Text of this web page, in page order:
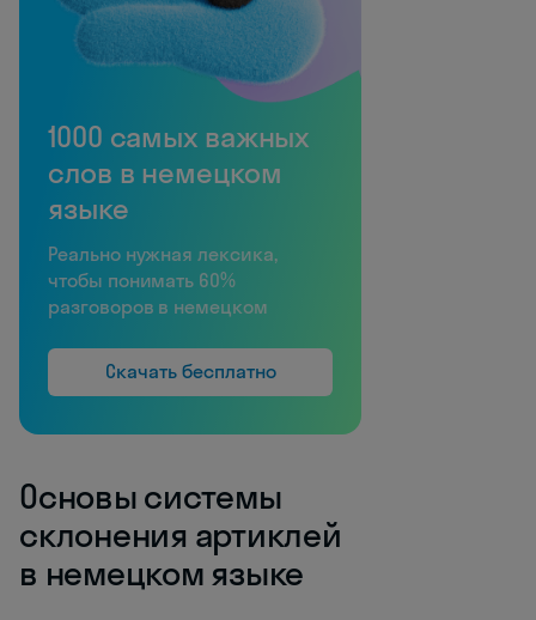
1000 самых важных
слов в немецком
языке
Реально нужная лексика,
чтобы понимать 60%
разговоров в немецком
Скачать бесплатно
Основы системы
склонения артиклей
в немецком языке